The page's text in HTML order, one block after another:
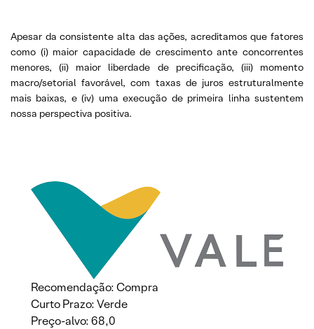
Apesar da consistente alta das ações, acreditamos que fatores
como (i) maior capacidade de crescimento ante concorrentes
menores, (ii) maior liberdade de precificação, (iii) momento
macro/setorial favorável, com taxas de juros estruturalmente
mais baixas, e (iv) uma execução de primeira linha sustentem
nossa perspectiva positiva.
Recomendação: Compra
Curto Prazo: Verde
Preço-alvo: 68,0